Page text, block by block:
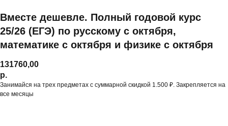
Вместе дешевле. Полный годовой курс
25/26 (ЕГЭ) по русскому с октября,
математике с октября и физике с октября
131760,00
р.
Занимайся на трех предметах с суммарной скидкой 1.500 ₽. Закрепляется на
все месяцы